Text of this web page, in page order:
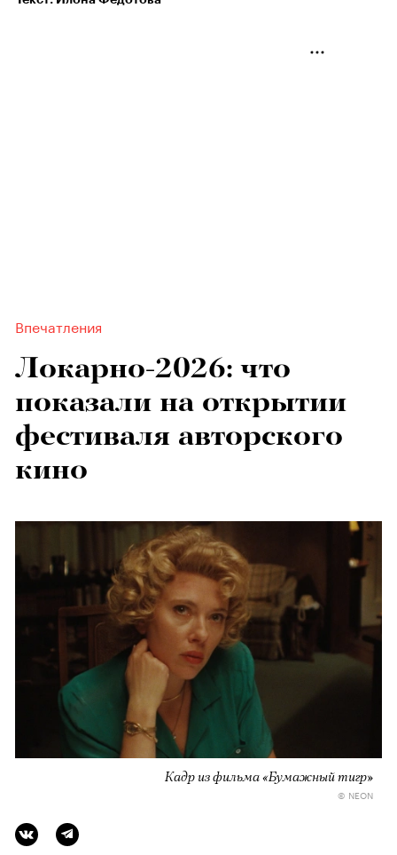
Впечатления
Локарно-2026: что
показали на открытии
фестиваля авторского
кино
Кадр из фильма «Бумажный тигр»
© NEON